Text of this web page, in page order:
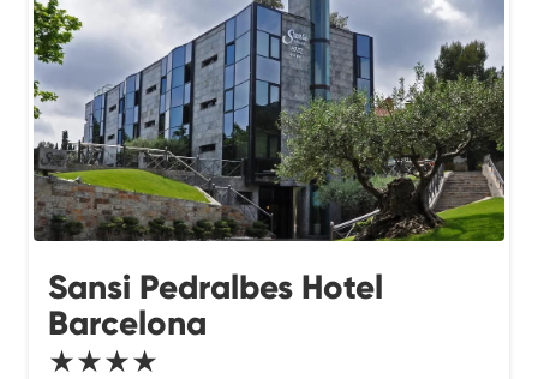
Sansi Pedralbes Hotel
Barcelona
★★★★